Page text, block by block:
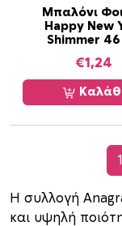
Μπαλόνι
Happy New
Shimmer 46
€1,24
1
Η συλλογή
και υψηλή